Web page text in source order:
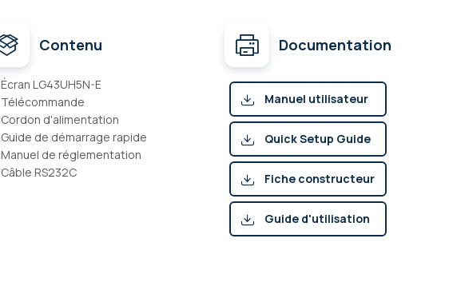
Contenu
Écran LG43UH5N-E
Télécommande
Cordon d'alimentation
Guide de démarrage rapide
Manuel de réglementation
Câble RS232C
Documentation
Manuel utilisateur
Quick Setup Guide
Fiche constructeur
Guide d'utilisation